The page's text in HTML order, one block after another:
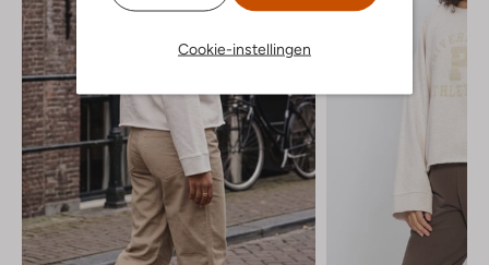
Cookie-instellingen